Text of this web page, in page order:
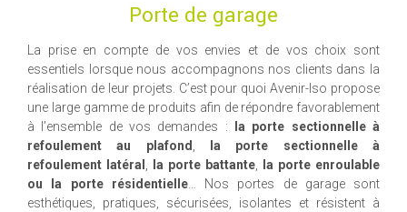
Porte de garage
La prise en compte de vos envies et de vos choix sont
essentiels lorsque nous accompagnons nos clients dans la
réalisation de leur projets. C’est pour quoi Avenir-Iso propose
une large gamme de produits afin de répondre favorablement
à l’ensemble de vos demandes :
la porte sectionnelle à
refoulement au plafond
la porte sectionnelle à
refoulement latéral
la porte battante
la porte enroulable
ou la porte résidentielle… Nos portes de garage sont
esthétiques, pratiques, sécurisées, isolantes et résistent à